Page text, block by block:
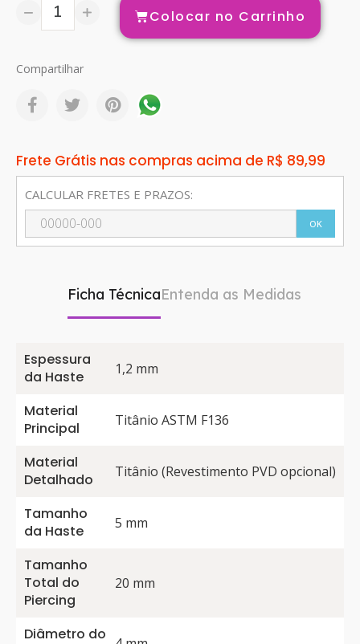
Colocar no Carrinho
Compartilhar
Frete Grátis nas compras acima de R$ 89,99
CALCULAR FRETES E PRAZOS:
OK
Ficha TécnicaEntenda as Medidas
Espessura
da Haste
1,2 mm
Material
Principal
Titânio ASTM F136
Material
Detalhado
Titânio (Revestimento PVD opcional)
Tamanho
da Haste
5 mm
Tamanho
Total do
Piercing
20 mm
Diâmetro do